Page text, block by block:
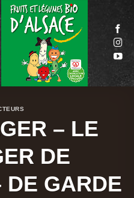
– LE
DE
DE GARDE